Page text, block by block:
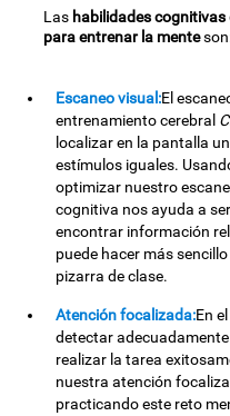
Las habilidades
para entrenar la mente
Escaneo visual:El
entrenamiento cerebral
localizar en la pantalla
estímulos iguales.
optimizar nuestro
cognitiva nos ayuda a
encontrar información
puede hacer más
pizarra de clase.
Atención focalizada:En el
detectar
realizar la tarea
nuestra atención
practicando este reto